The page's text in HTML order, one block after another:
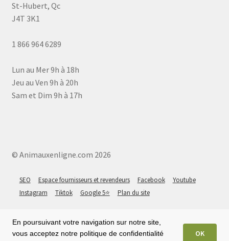
St-Hubert, Qc
J4T 3K1
1 866 964 6289
Lun au Mer 9h à 18h
Jeu au Ven 9h à 20h
Sam et Dim 9h à 17h
© Animauxenligne.com 2026
SEO Espace fournisseurs et revendeurs Facebook
Youtube
Instagram
Tiktok Google 5⭐ Plan du site
En poursuivant votre navigation sur notre site,
vous acceptez notre politique de confidentialité
OK